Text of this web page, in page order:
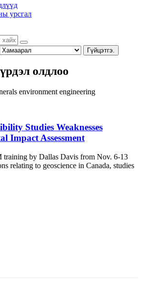
урсгал
Гүйцэтгэ.
олдлоо
environment engineering
Studies Weaknesses
Impact Assessment
by Dallas Davis from Nov. 6-13
relating to geoscience in Canada, studies